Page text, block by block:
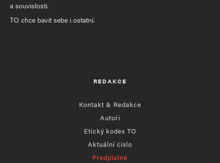
a souvislosti.
TO chce bavit sebe i ostatní.
REDAKCE
Kontakt & Redakce
Autoři
Etický kodex TO
Aktuální číslo
Předplatné